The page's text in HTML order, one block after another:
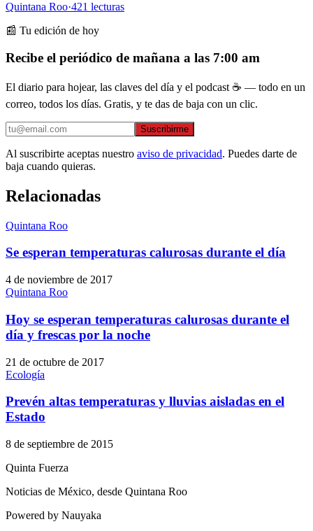
Quintana Roo·421 lecturas
📰 Tu edición de hoy
Recibe el periódico de mañana a las 7:00 am
El diario para hojear, las claves del día y el podcast ☕ — todo en un
correo, todos los días. Gratis, y te das de baja con un clic.
Suscribirme
Al suscribirte aceptas nuestro aviso de privacidad. Puedes darte de
baja cuando quieras.
Relacionadas
Quintana Roo
Se esperan temperaturas calurosas durante el día
4 de noviembre de 2017
Quintana Roo
Hoy se esperan temperaturas calurosas durante el
día y frescas por la noche
21 de octubre de 2017
Ecología
Prevén altas temperaturas y lluvias aisladas en el
Estado
8 de septiembre de 2015
Quinta Fuerza
Noticias de México, desde Quintana Roo
Powered by Nauyaka